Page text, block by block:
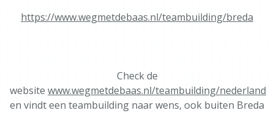
https://www.wegmetdebaas.nl/teambuilding/breda
Check de
website www.wegmetdebaas.nl/teambuilding/nederland
en vindt een teambuilding naar wens, ook buiten Breda